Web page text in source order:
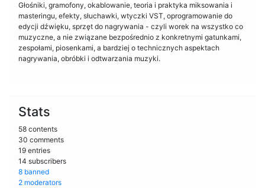
Głośniki, gramofony, okablowanie, teoria i praktyka miksowania i
masteringu, efekty, słuchawki, wtyczki VST, oprogramowanie do
edycji dźwięku, sprzęt do nagrywania - czyli worek na wszystko co
muzyczne, a nie związane bezpośrednio z konkretnymi gatunkami,
zespołami, piosenkami, a bardziej o technicznych aspektach
nagrywania, obróbki i odtwarzania muzyki.
Stats
58 contents
30 comments
19 entries
14 subscribers
8 banned
2 moderators